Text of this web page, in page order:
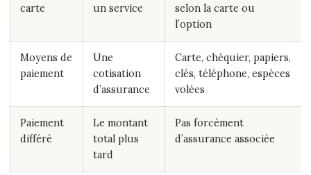
carte
un service
selon la carte ou
l’option
Moyens de
paiement
Une
cotisation
d’assurance
Carte, chéquier, papiers,
clés, téléphone, espèces
volées
Paiement
différé
Le montant
total plus
tard
Pas forcément
d’assurance associée